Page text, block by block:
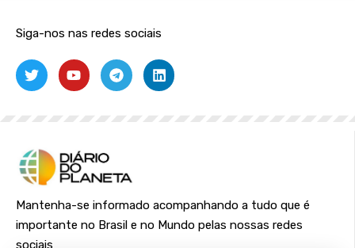
Siga-nos nas redes sociais
Mantenha-se informado acompanhando a tudo que é
importante no Brasil e no Mundo pelas nossas redes
sociais